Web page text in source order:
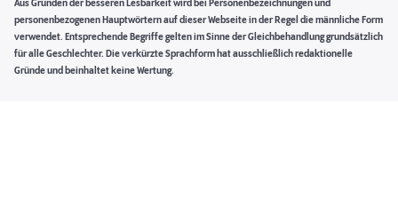
Aus Gründen der besseren Lesbarkeit wird bei Personenbezeichnungen und
personenbezogenen Hauptwörtern auf dieser Webseite in der Regel die männliche Form
verwendet. Entsprechende Begriffe gelten im Sinne der Gleichbehandlung grundsätzlich
für alle Geschlechter. Die verkürzte Sprachform hat ausschließlich redaktionelle
Gründe und beinhaltet keine Wertung.